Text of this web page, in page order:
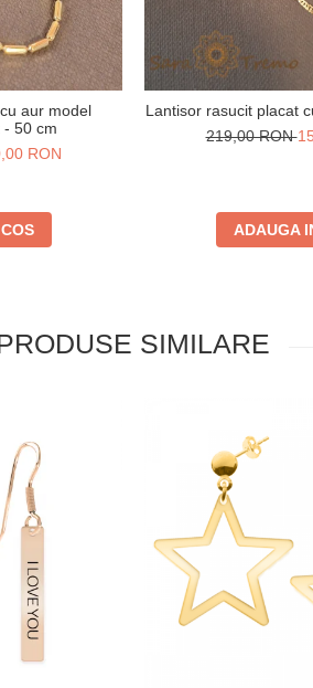
aur model
- 50 cm
RON
Lantisor rasucit placat
219,00 RON
ADAUGA
SIMILARE